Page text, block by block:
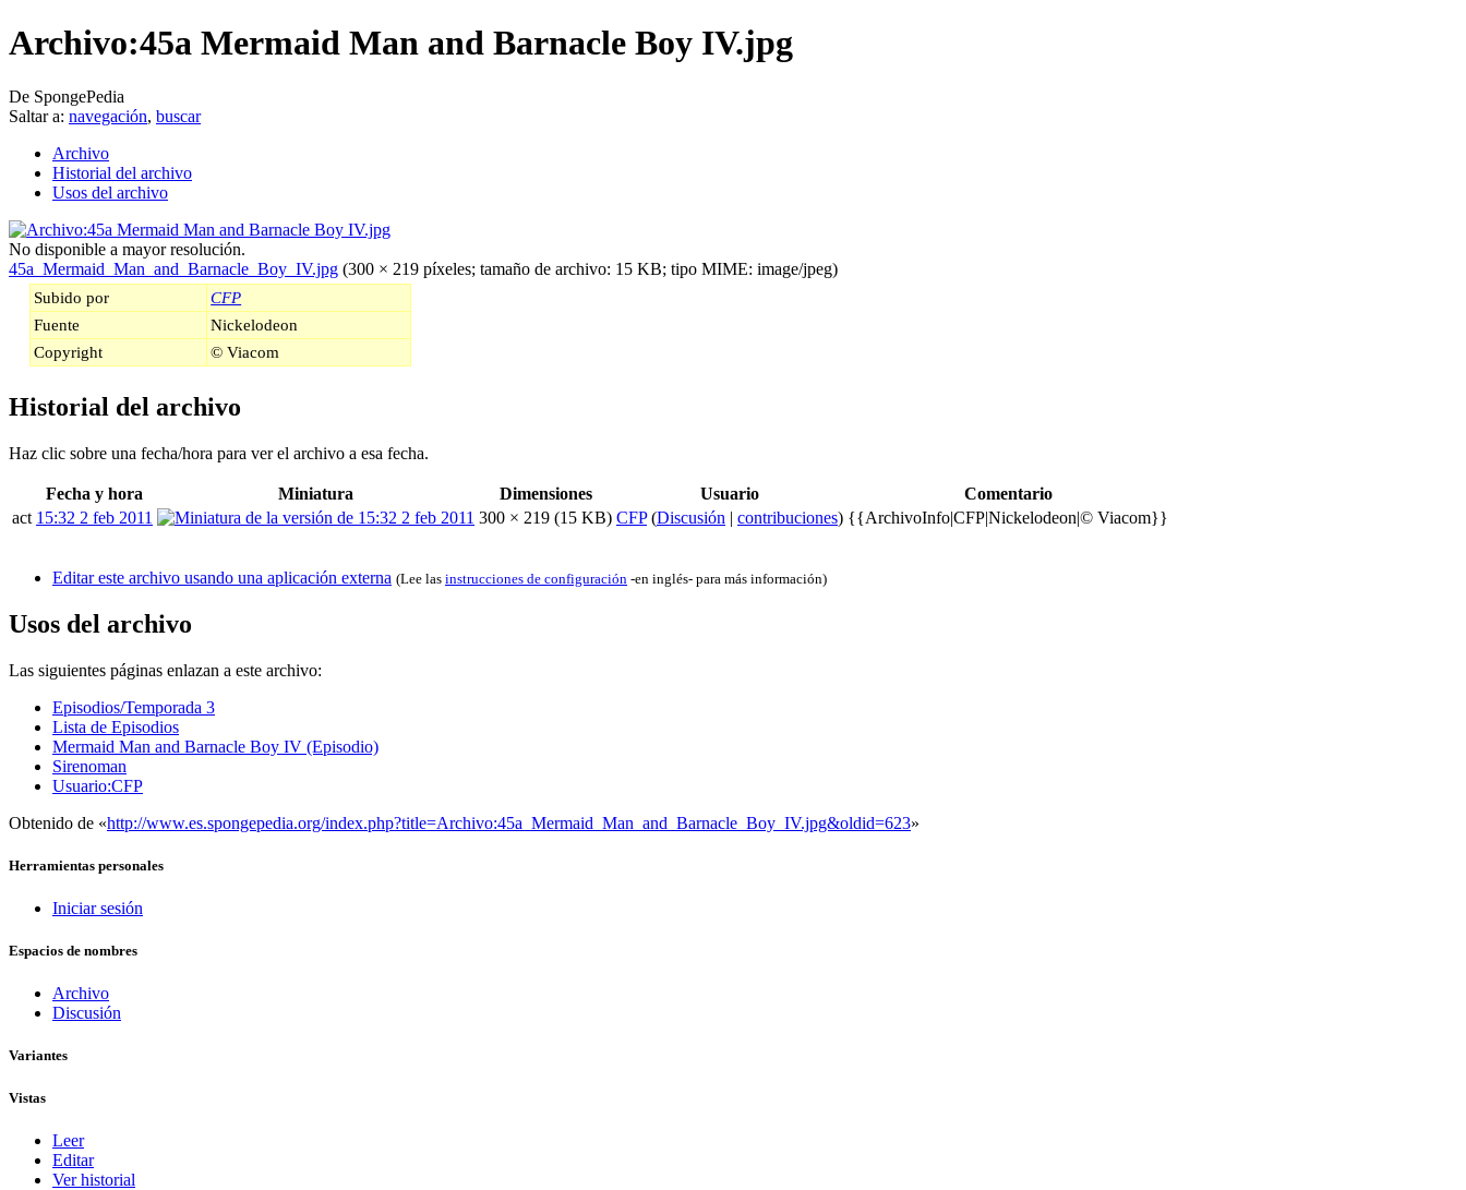
Archivo:45a Mermaid Man and Barnacle Boy IV.jpg
De SpongePedia
Saltar a: navegación, buscar
Archivo
Historial del archivo
Usos del archivo
No disponible a mayor resolución.
45a_Mermaid_Man_and_Barnacle_Boy_IV.jpg (300 × 219 píxeles; tamaño de archivo: 15 KB; tipo MIME: image/jpeg)
Subido por
CFP
Fuente
Nickelodeon
Copyright
© Viacom
Historial del archivo
Haz clic sobre una fecha/hora para ver el archivo a esa fecha.
Fecha y hora Miniatura Dimensiones Usuario
Comentario
act 15:32 2 feb 2011 300 × 219 (15 KB) CFP (Discusión | contribuciones) {{ArchivoInfo|CFP|Nickelodeon|© Viacom}}
Editar este archivo usando una aplicación externa (Lee las instrucciones de configuración -en inglés- para más información)
Usos del archivo
Las siguientes páginas enlazan a este archivo:
Episodios/Temporada 3
Lista de Episodios
Mermaid Man and Barnacle Boy IV (Episodio)
Sirenoman
Usuario:CFP
Obtenido de «http://www.es.spongepedia.org/index.php?title=Archivo:45a_Mermaid_Man_and_Barnacle_Boy_IV.jpg&oldid=623»
Herramientas personales
Iniciar sesión
Espacios de nombres
Archivo
Discusión
Variantes
Vistas
Leer
Editar
Ver historial